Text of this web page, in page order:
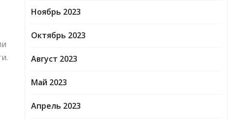
Ноябрь 2023
Октябрь 2023
Август 2023
Май 2023
Апрель 2023